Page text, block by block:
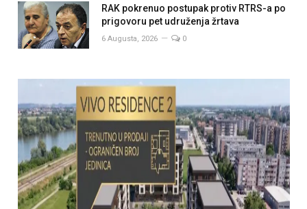
RAK pokrenuo postupak protiv RTRS-a po
prigovoru pet udruženja žrtava
6 Augusta, 2026 0